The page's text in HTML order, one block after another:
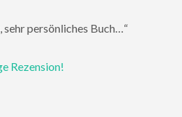
sehr persönliches Buch…“
Rezension!